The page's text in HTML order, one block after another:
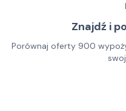
Znajdź i
Porównaj oferty 900